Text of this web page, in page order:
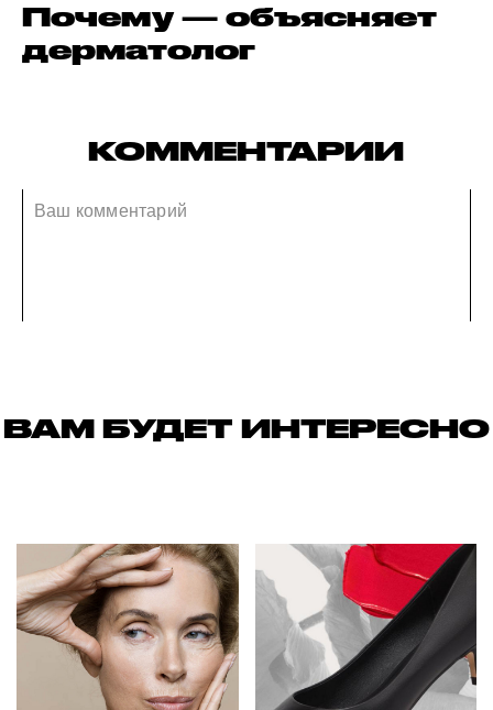
Почему — объясняет
дерматолог
КОММЕНТАРИИ
ВАМ БУДЕТ ИНТЕРЕСНО